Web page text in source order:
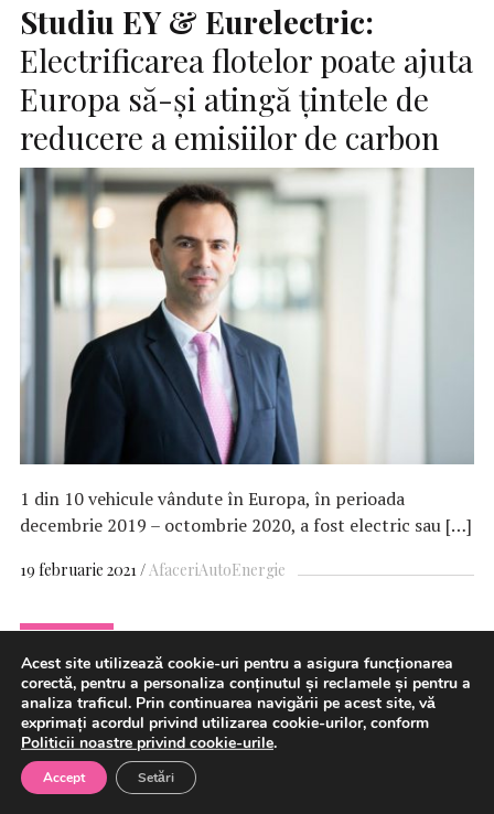
Studiu EY& Eurelectric:
Electrificarea flotelor poate ajuta
Europa să-și atingă țintele de
reducere a emisiilor de carbon
1 din 10 vehicule vândute în Europa, în perioada
decembrie 2019 – octombrie 2020, a fost electric sau […]
19 februarie 2021 AfaceriAutoEnergie
EXCLUSIV
Mihaela Mitroi, EY:Modificarea
Codului fiscal privind
jurisdicţiile necooperante era
mai mult decât necesară, o veste
Acest site utilizează cookie-uri pentru a asigura funcționarea
corectă, pentru a personaliza conținutul și reclamele și pentru a
analiza traficul. Prin continuarea navigării pe acest site, vă
exprimați acordul privind utilizarea cookie-urilor, conform
Politicii noastre privind cookie-urile.
Accept Setări